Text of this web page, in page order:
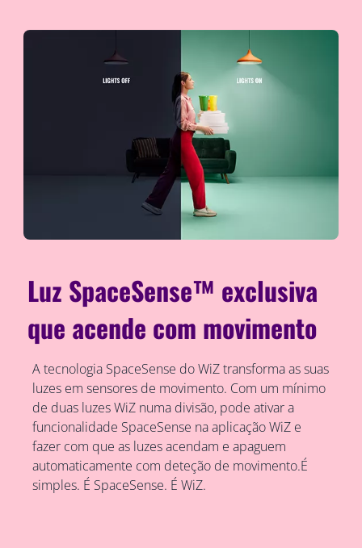
Luz SpaceSense™ exclusiva
que acende com movimento
A tecnologia SpaceSense do WiZ transforma as suas
luzes em sensores de movimento. Com um mínimo
de duas luzes WiZ numa divisão, pode ativar a
funcionalidade SpaceSense na aplicação WiZ e
fazer com que as luzes acendam e apaguem
automaticamente com deteção de movimento.É
simples. É SpaceSense. É WiZ.